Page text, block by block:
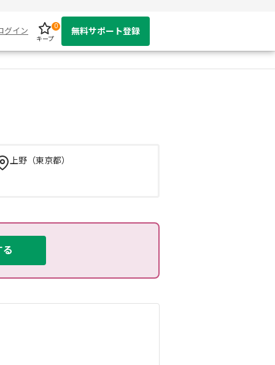
グイン
キープ
0
無料サポート登録
上野（東京都）